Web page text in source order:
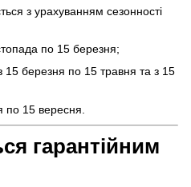
з урахуванням сезонності
по 15 березня;
15 березня по 15 травня та з 15
по 15 вересня.
гарантійним